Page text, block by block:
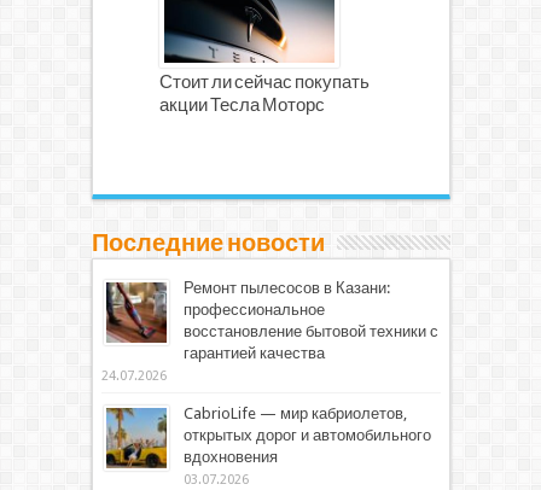
Стоит ли сейчас покупать
акции Тесла Моторс
Последние новости
Ремонт пылесосов в Казани:
профессиональное
восстановление бытовой техники с
гарантией качества
24.07.2026
CabrioLife — мир кабриолетов,
открытых дорог и автомобильного
вдохновения
03.07.2026